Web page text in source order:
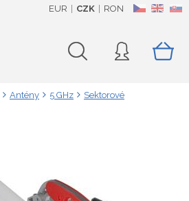
CZ EN SK
EUR CZK RON
Antény 5 GHz Sektorové